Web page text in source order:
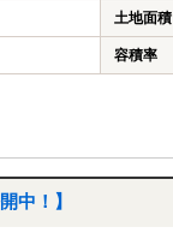
土地面積
容積率
中！】